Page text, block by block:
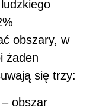
obszary, w
żaden
się trzy:
obszar